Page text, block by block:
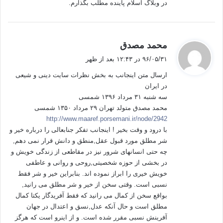
می‌پندارند، و بعضی از رخدادها از مصدر اراده‌ی مطلق صورت گرفته
و اراده‌ی انسان در آن فاقد نقش و کارایی است.
مقدمه
با توجّه به مفهوم آیات، سه رویکرد متفاوت در مقابل مصائب به
چشم می‌خورد، در آیه‌ی (41) سوره‌ی ص، حضرت ایّوب(ع) در
شکوائیه‌ی خویش در حضور پروردگار، رنج و عذاب را از اهریمن
می‌داند، در صورتی که در آیه‌ی (79) سوره‌ی نساء، انسان در مقابل
هر مصیبتی خودش مسؤول است؛ چون خداوند خیر و حسنات را
برای انسان مدّنظر داشته، نه شرّ و سیئات را، در همان حال در آیه‌ی
(78) سوره‌ی نساء، خداوند مسؤولیت سیّئات را برعهده می‌گیرد.
بنابراین از نظر منتقد سه رویکرد متفاوت نسبت به مصائب و سیئات،
دوگانگی و «تناقض» در آیات قرآن را می‌رساند. حال شأن نزول و
تفسیر آیات را مورد بررسی قرار می‌دهیم؛ تا دریابیم آنچه را که
منتقد تصور می‌کند «تناقض» در آیات است، یا اینکه ایشان دچار
در وبلاگ اسلام پاینده مطلب بگذارم.
محمد مصدق
:
۹۶/۰۵/۳۱ در ۱۲:۴۳ بعد از ظهر
ارسال متن اینجانب به بخش نظرات سایت دینی و شیعی
در ایران
سه شنبه ۳۱ مرداد ۱۳۹۶ شمسی
محمد مصدق متولد تهران ۲۹ مرداد ۱۳۵۰ شمسی
http://www.maaref.porsemani.ir/node/2942
با درود و وقت بخیر ! اینجانب تفکر جنابعالی را درباره خیر و
شر مطلق مورد قبول عقل,منطق و دانش قرار نمی دهم,
چه حتی انسانهای شرور نیز در مقاطعی از زندگی خویش و
در بخشی از حوزه شخصیتی,روحی و روانی و عاطفی
خویش خیری را ابراز نموده اند. بنابراین خیر و شر فقط
نسبی است. وقتی سخن از خیر و شر مطلق می رانید,
بواقع سخن از کمال می رانید که فقط آفریدگار یکتا کمال
مطلق است و حال آنکه عدل,نسق و اعتدال در جهان
آفرینش نسبی مقرر شده است. و از اینرو است که هرگز